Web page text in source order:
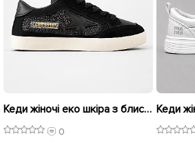
Кеди жіночі еко шкіра з блискучими вставками 595981 Чорні
0